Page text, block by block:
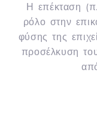
Η επέκταση
ρόλο στην
φύσης της
προσέλκυση